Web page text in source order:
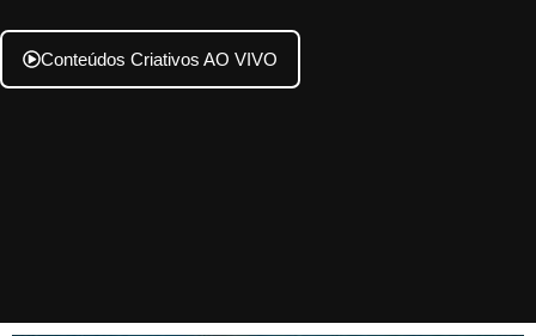
Conteúdos Criativos AO VIVO